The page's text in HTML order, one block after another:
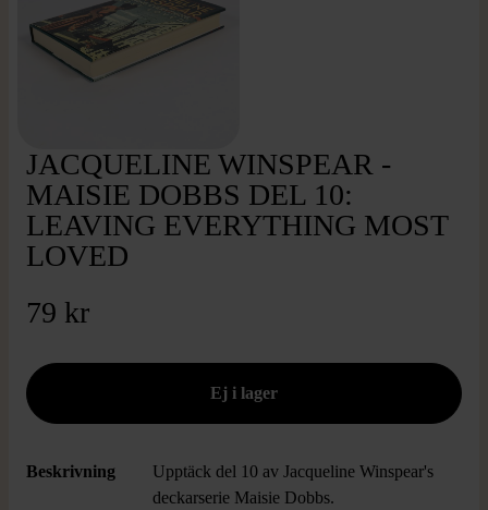
JACQUELINE WINSPEAR -
MAISIE DOBBS DEL 10:
LEAVING EVERYTHING MOST
LOVED
79 kr
Beskrivning
Upptäck del 10 av Jacqueline Winspear's
deckarserie Maisie Dobbs.